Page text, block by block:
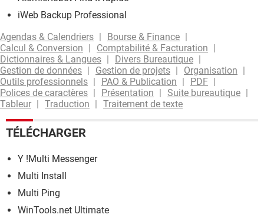
iWeb Backup Professional
Agendas & Calendriers
Bourse & Finance
Calcul & Conversion
Comptabilité & Facturation
Dictionnaires & Langues
Divers Bureautique
Gestion de données
Gestion de projets
Organisation
Outils professionnels
PAO & Publication
PDF
Polices de caractères
Présentation
Suite bureautique
Tableur
Traduction Traitement de texte
TÉLÉCHARGER
Y !Multi Messenger
Multi Install
Multi Ping
WinTools.net Ultimate